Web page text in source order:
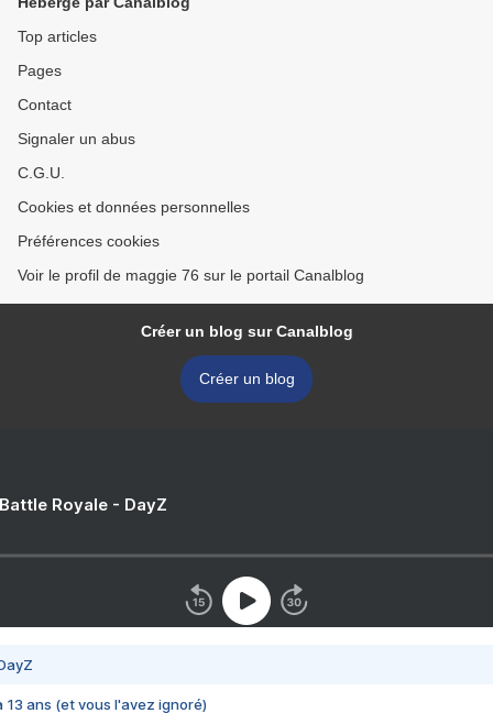
Top articles
Pages
Contact
Signaler un abus
C.G.U.
Cookies et données personnelles
Préférences cookies
Voir le profil de maggie 76 sur le portail Canalblog
Créer un blog sur Canalblog
Créer un blog
Royale - DayZ
13 ans (et vous l'avez ignoré)